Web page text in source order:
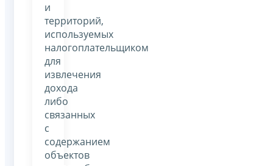
и
территорий,
используемых
налогоплательщиком
для
извлечения
дохода
либо
связанных
с
содержанием
объектов